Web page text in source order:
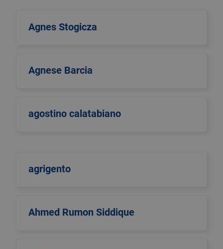
Agnes Stogicza
Agnese Barcia
agostino calatabiano
agrigento
Ahmed Rumon Siddique